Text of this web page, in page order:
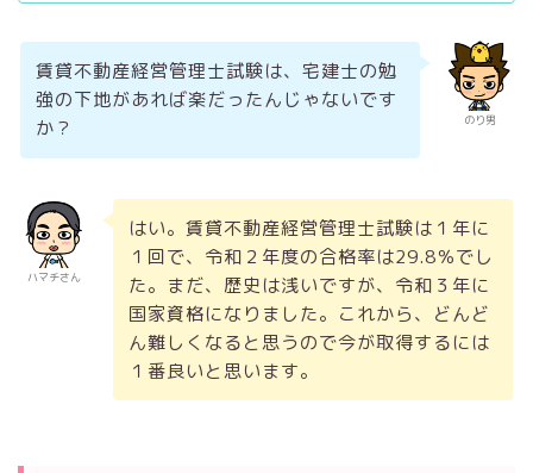
のり男
賃貸不動産経営管理士試験は、宅建士の勉
強の下地があれば楽だったんじゃないです
か？
ハマチさん
はい。賃貸不動産経営管理士試験は１年に
１回で、令和２年度の合格率は29.8％でし
た。まだ、歴史は浅いですが、令和３年に
国家資格になりました。これから、どんど
ん難しくなると思うので今が取得するには
１番良いと思います。